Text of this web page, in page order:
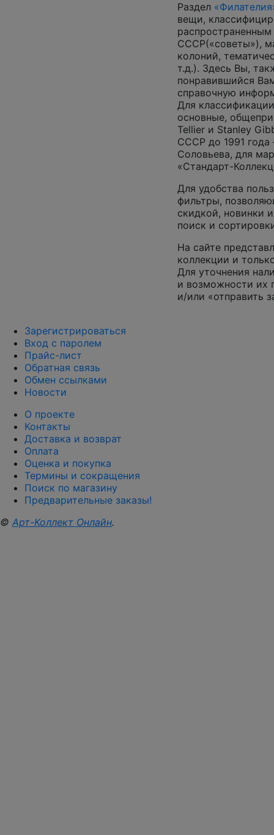
Раздел
вещи,
СССР(«советы»),
колоний,
т.д.). Здесь Вы,
понравившийся
справочную
Для
основные,
Tellier и Stanley
СССР до 1991
Соловьева, для
«Стандарт-
Для удобства
фильтры,
скидкой, новинки
поиск и
На сайте
коллекции и
Для уточнения
и возможности их
и/или «отправить
Зарегистрироваться
Вход с паролем
Прайс-лист
Обратная связь
Обмен ссылками
Новости
О проекте
Контакты
Доставка и возврат
Оплата
Оценка и покупка
Термины и сокращения
Поиск по магазину
Предварительные заказы!
© Арт-Коллект Онлайн.